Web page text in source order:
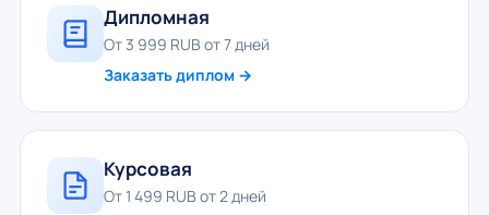
Дипломная
От 3 999 RUB от 7 дней
Заказать диплом →
Курсовая
От 1 499 RUB от 2 дней